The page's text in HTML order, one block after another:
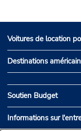
Voitures de location
Destinations
Soutien Budget
Informations sur